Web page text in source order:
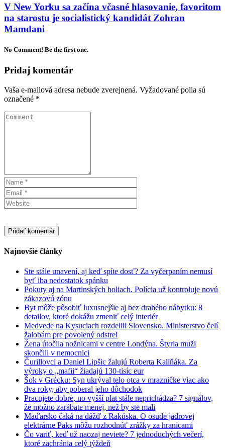
V New Yorku sa začína včasné hlasovanie, favoritom
na starostu je socialistický kandidát Zohran
Mamdani
No Comment! Be the first one.
Pridaj komentár
Vaša e-mailová adresa nebude zverejnená. Vyžadované polia sú
označené *
Najnovšie články
Ste stále unavení, aj keď spíte dosť? Za vyčerpaním nemusí
byť iba nedostatok spánku
Pokuty aj na Martinských holiach. Polícia už kontroluje novú
zákazovú zónu
Byt môže pôsobiť luxusnejšie aj bez drahého nábytku: 8
detailov, ktoré dokážu zmeniť celý interiér
Medvede na Kysuciach rozdelili Slovensko. Ministerstvo čelí
žalobám pre povolený odstrel
Žena útočila nožnicami v centre Londýna. Štyria muži
skončili v nemocnici
Čurillovci a Daniel Lipšic žalujú Roberta Kaliňáka. Za
výroky o „mafii“ žiadajú 130-tisíc eur
Šok v Grécku: Syn ukrýval telo otca v mrazničke viac ako
dva roky, aby poberal jeho dôchodok
Pracujete dobre, no vyšší plat stále neprichádza? 7 signálov,
že možno zarábate menej, než by ste mali
Maďarsko čaká na dážď z Rakúska. O osude jadrovej
elektrárne Paks môžu rozhodnúť zrážky za hranicami
Čo variť, keď už naozaj neviete? 7 jednoduchých večerí,
ktoré zachránia celý týždeň